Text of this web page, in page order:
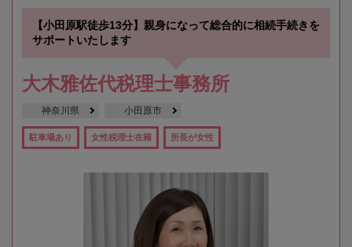
【小田原駅徒歩13分】親身になって総合的に相続手続きを
サポートいたします
大木雅佐代税理士事務所
神奈川県 小田原市
駐車場あり 女性税理士在籍 所長が女性